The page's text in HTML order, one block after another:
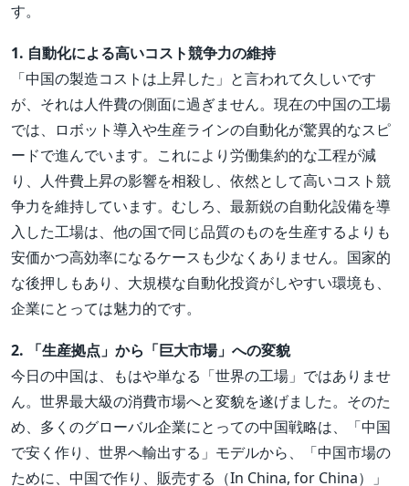
す。
1. 自動化による高いコスト競争力の維持
「中国の製造コストは上昇した」と言われて久しいです
が、それは人件費の側面に過ぎません。現在の中国の工場
では、ロボット導入や生産ラインの自動化が驚異的なスピ
ードで進んでいます。これにより労働集約的な工程が減
り、人件費上昇の影響を相殺し、依然として高いコスト競
争力を維持しています。むしろ、最新鋭の自動化設備を導
入した工場は、他の国で同じ品質のものを生産するよりも
安価かつ高効率になるケースも少なくありません。国家的
な後押しもあり、大規模な自動化投資がしやすい環境も、
企業にとっては魅力的です。
2. 「生産拠点」から「巨大市場」への変貌
今日の中国は、もはや単なる「世界の工場」ではありませ
ん。世界最大級の消費市場へと変貌を遂げました。そのた
め、多くのグローバル企業にとっての中国戦略は、「中国
で安く作り、世界へ輸出する」モデルから、「中国市場の
ために、中国で作り、販売する（In China, for China）」